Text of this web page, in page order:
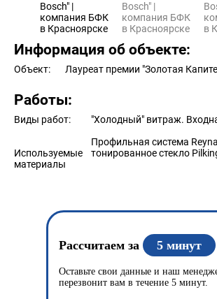
Информация об объекте:
Объект: Лауреат премии "Золотая
Работы:
Виды работ: "Холодный" витраж.
Используемые
материалы
Профильная система
тонированное стекло
Рассчитаем за 5 минут
Оставьте свои данные и наш
перезвонит вам в течение 5 минут.